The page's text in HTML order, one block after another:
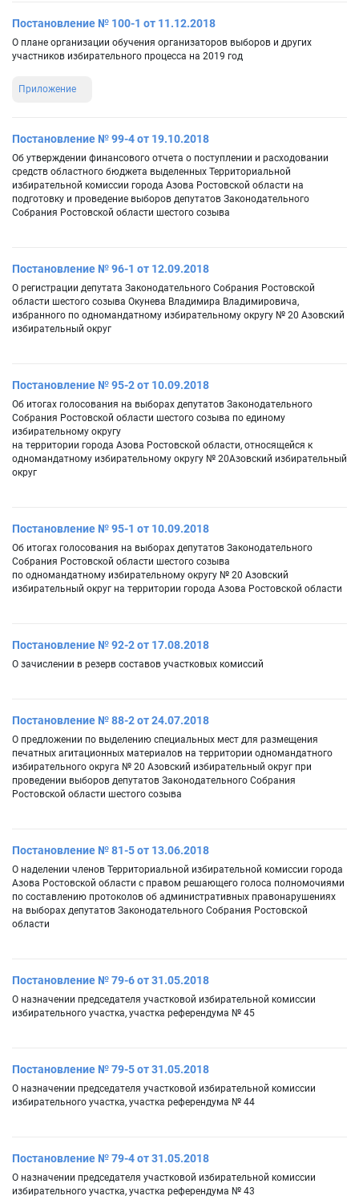
Постановление № 100-1 от 11.12.2018
О плане организации обучения организаторов выборов и других
участников избирательного процесса на 2019 год
Приложение
Постановление № 99-4 от 19.10.2018
Об утверждении финансового отчета о поступлении и расходовании
средств областного бюджета выделенных Территориальной
избирательной комиссии города Азова Ростовской области на
подготовку и проведение выборов депутатов Законодательного
Собрания Ростовской области шестого созыва
Постановление № 96-1 от 12.09.2018
О регистрации депутата Законодательного Собрания Ростовской
области шестого созыва Окунева Владимира Владимировича,
избранного по одномандатному избирательному округу № 20 Азовский
избирательный округ
Постановление № 95-2 от 10.09.2018
Об итогах голосования на выборах депутатов Законодательного
Собрания Ростовской области шестого созыва по единому
избирательному округу
на территории города Азова Ростовской области, относящейся к
одномандатному избирательному округу № 20Азовский избирательный
округ
Постановление № 95-1 от 10.09.2018
Об итогах голосования на выборах депутатов Законодательного
Собрания Ростовской области шестого созыва
по одномандатному избирательному округу № 20 Азовский
избирательный округ на территории города Азова Ростовской области
Постановление № 92-2 от 17.08.2018
О зачислении в резерв составов участковых комиссий
Постановление № 88-2 от 24.07.2018
О предложении по выделению специальных мест для размещения
печатных агитационных материалов на территории одномандатного
избирательного округа № 20 Азовский избирательный округ при
проведении выборов депутатов Законодательного Собрания
Ростовской области шестого созыва
Постановление № 81-5 от 13.06.2018
О наделении членов Территориальной избирательной комиссии города
Азова Ростовской области с правом решающего голоса полномочиями
по составлению протоколов об административных правонарушениях
на выборах депутатов Законодательного Собрания Ростовской
области
Постановление № 79-6 от 31.05.2018
О назначении председателя участковой избирательной комиссии
избирательного участка, участка референдума № 45
Постановление № 79-5 от 31.05.2018
О назначении председателя участковой избирательной комиссии
избирательного участка, участка референдума № 44
Постановление № 79-4 от 31.05.2018
О назначении председателя участковой избирательной комиссии
избирательного участка, участка референдума № 43